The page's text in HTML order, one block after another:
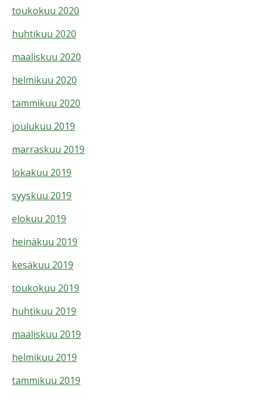
toukokuu 2020
huhtikuu 2020
maaliskuu 2020
helmikuu 2020
tammikuu 2020
joulukuu 2019
marraskuu 2019
lokakuu 2019
syyskuu 2019
elokuu 2019
heinäkuu 2019
kesäkuu 2019
toukokuu 2019
huhtikuu 2019
maaliskuu 2019
helmikuu 2019
tammikuu 2019